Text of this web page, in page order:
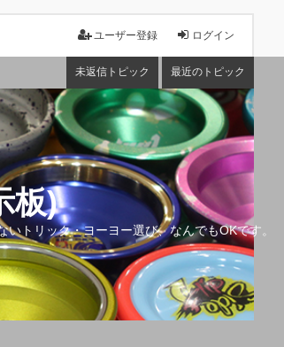
ログイン
ユーザー登録
未返信トピック 最近のトピック
板)
トリック・ヨーヨー選び、なんでもOKです。